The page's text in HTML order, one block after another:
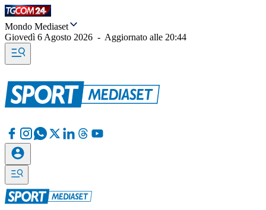
Mondo Mediaset
Giovedì 6 Agosto 2026 - Aggiornato alle 20:44